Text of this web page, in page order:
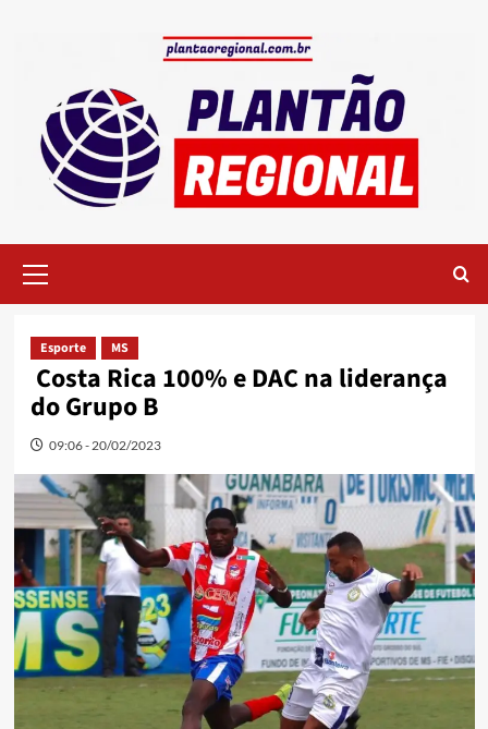
Menu
Esporte MS
Costa Rica 100% e DAC na liderança
do Grupo B
09:06 - 20/02/2023